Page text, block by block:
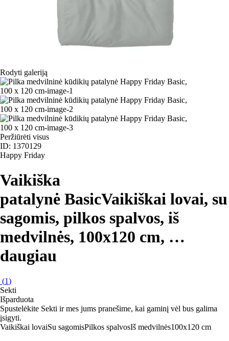
Rodyti galeriją
Peržiūrėti visus
ID: 1370129
Happy Friday
Vaikiška
patalynė BasicVaikiškai lovai, su
sagomis, pilkos spalvos, iš
medvilnės, 100x120 cm, …
daugiau
(1)
Sekti
Išparduota
Spustelėkite Sekti ir mes jums pranešime, kai gaminį vėl bus galima
įsigyti.
Vaikiškai lovaiSu sagomisPilkos spalvosIš medvilnės100x120 cm